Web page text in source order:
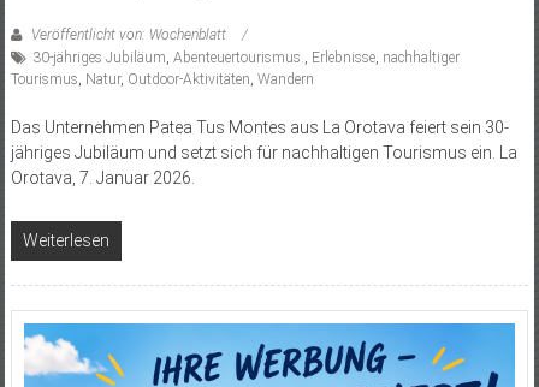
Veröffentlicht von: Wochenblatt
30-jähriges Jubiläum, Abenteuertourismus., Erlebnisse, nachhaltiger
Tourismus, Natur, Outdoor-Aktivitäten, Wandern
Das Unternehmen Patea Tus Montes aus La Orotava feiert sein 30-
jähriges Jubiläum und setzt sich für nachhaltigen Tourismus ein. La
Orotava, 7. Januar 2026.
Weiterlesen